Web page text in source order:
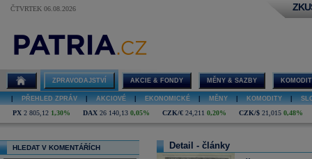
ČTVRTEK 06.08.2026
ZPRAVODAJSTVÍ AKCIE & FONDY MĚNY & SAZBY
PŘEHLED ZPRÁV AKCIOVÉ EKONOMICKÉ MĚNY KOMODITY
PX 2 805,12 1,30% DAX 26 140,13 0,05% CZK/€ 24,211 0,20% CZK/$ 21,015 0,48%
HLEDAT V KOMENTÁŘÍCH Detail - články